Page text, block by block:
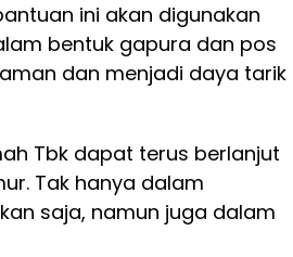
ini akan digunakan
bentuk gapura dan pos
dan menjadi daya tarik
Tbk dapat terus berlanjut
Tak hanya dalam
saja, namun juga dalam